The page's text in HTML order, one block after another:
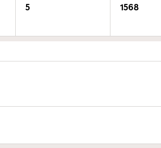
5 1568